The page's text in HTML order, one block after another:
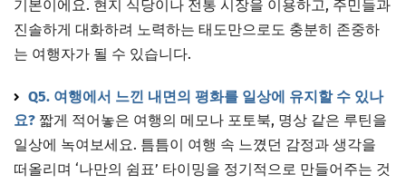
기본이에요. 현지 식당이나 전통 시장을 이용하고, 주민들과
진솔하게 대화하려 노력하는 태도만으로도 충분히 존중하
는 여행자가 될 수 있습니다.
Q5. 여행에서 느낀 내면의 평화를 일상에 유지할 수 있나
요? 짧게 적어놓은 여행의 메모나 포토북, 명상 같은 루틴을
일상에 녹여보세요. 틈틈이 여행 속 느꼈던 감정과 생각을
떠올리며 ‘나만의 쉼표’ 타이밍을 정기적으로 만들어주는 것